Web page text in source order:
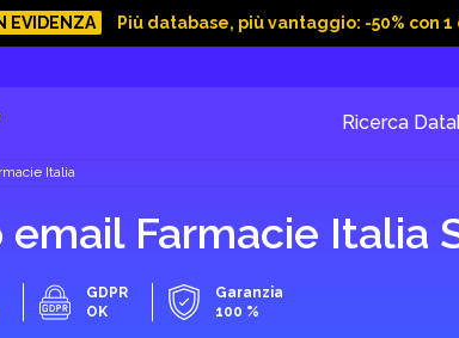
EVIDENZA Più database, più vantaggio: -50% con
Ricerca
Italia
email Farmacie Italia
GDPR
OK
Garanzia
100 %